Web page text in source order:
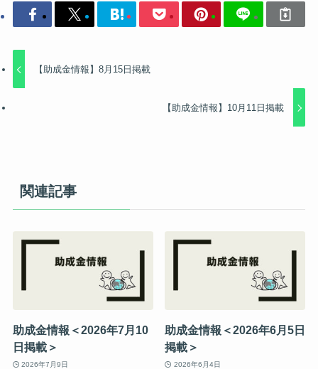
【助成金情報】8月15日掲載
【助成金情報】10月11日掲載
関連記事
助成金情報＜2026年7月10
日掲載＞
2026年7月9日
助成金情報＜2026年6月5日
掲載＞
2026年6月4日